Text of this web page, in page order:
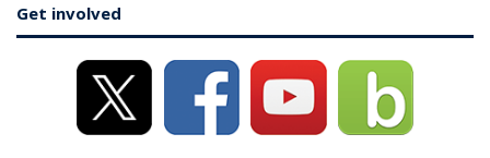
Get involved